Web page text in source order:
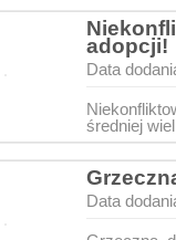
adopcji!
Data
średniej
Data